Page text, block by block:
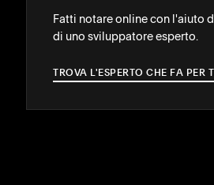
Fatti notare online con l'aiuto
di uno sviluppatore esperto.
TROVA L'ESPERTO CHE FA PER→